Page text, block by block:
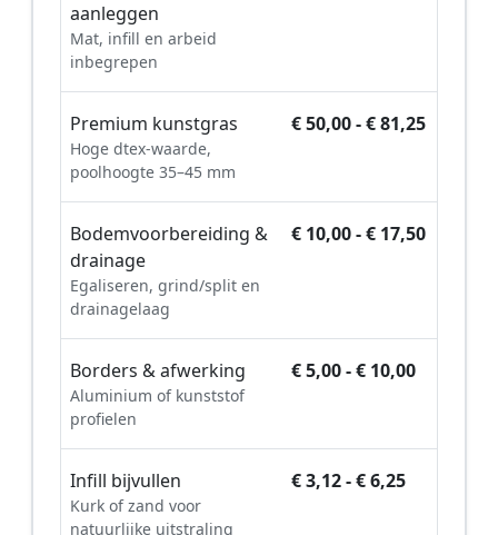
aanleggen
Mat, infill en arbeid
inbegrepen
Premium kunstgras
Hoge dtex-waarde,
poolhoogte 35–45 mm
€ 50,00 - € 81,25
Bodemvoorbereiding &
drainage
Egaliseren, grind/split en
drainagelaag
€ 10,00 - € 17,50
Borders & afwerking
Aluminium of kunststof
profielen
€ 5,00 - € 10,00
Infill bijvullen
Kurk of zand voor
natuurlijke uitstraling
€ 3,12 - € 6,25